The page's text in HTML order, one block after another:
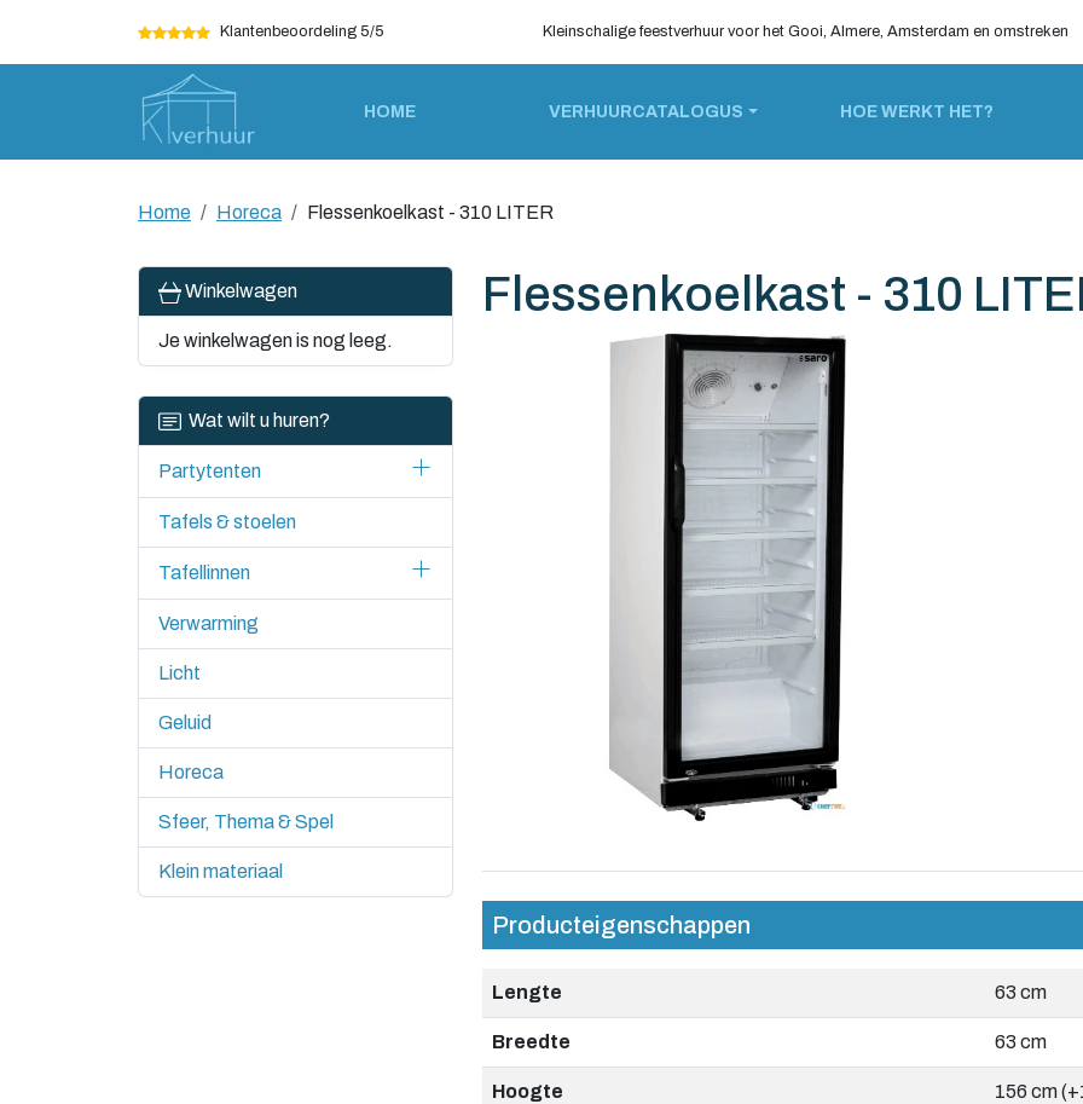
Klantenbeoordeling 5/5 Kleinschalige feestverhuur voor het Gooi, Almere, Amsterdam en omstreken
HOME VERHUURCATALOGUS HOE WERKT HET?
Home Horeca Flessenkoelkast - 310 LITER
Winkelwagen
Je winkelwagen is nog leeg.
Wat wilt u huren?
Partytenten
Tafels & stoelen
Tafellinnen
Verwarming
Licht
Geluid
Horeca
Sfeer, Thema & Spel
Klein materiaal
Flessenkoelkast - 310
Producteigenschappen
Lengte 63 cm
Breedte 63 cm
Hoogte 156 cm